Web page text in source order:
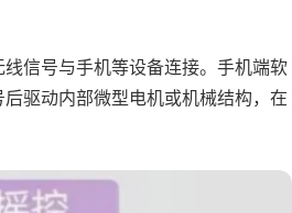
信号与手机等设备连接。手机端软
驱动内部微型电机或机械结构，在